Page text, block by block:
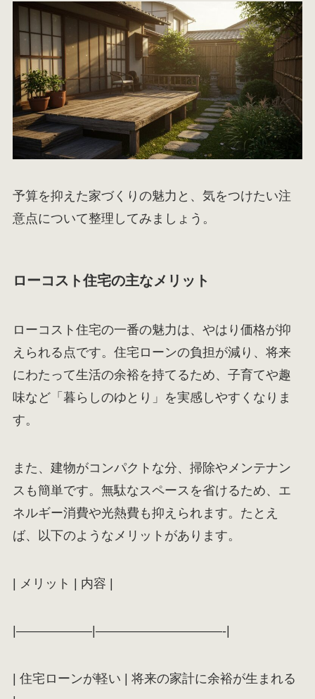
予算を抑えた家づくりの魅力と、気をつけたい注
意点について整理してみましょう。
ローコスト住宅の主なメリット
ローコスト住宅の一番の魅力は、やはり価格が抑
えられる点です。住宅ローンの負担が減り、将来
にわたって生活の余裕を持てるため、子育てや趣
味など「暮らしのゆとり」を実感しやすくなりま
す。
また、建物がコンパクトな分、掃除やメンテナン
スも簡単です。無駄なスペースを省けるため、エ
ネルギー消費や光熱費も抑えられます。たとえ
ば、以下のようなメリットがあります。
| メリット | 内容 |
|——————|——————————-|
| 住宅ローンが軽い | 将来の家計に余裕が生まれる